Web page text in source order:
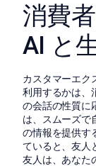
消費
AI と
カスタマーエク
利用するかは、
の会話の性質に
は、スムーズで
の情報を提供す
ていると、友人
友人は、あなた